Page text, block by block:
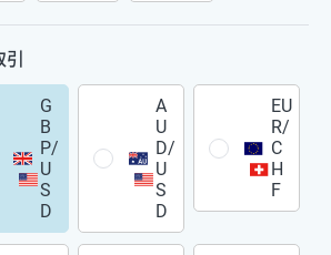
G
B
P/
U
S
D
A
U
D/
U
S
D
EU
R/
C
H
F